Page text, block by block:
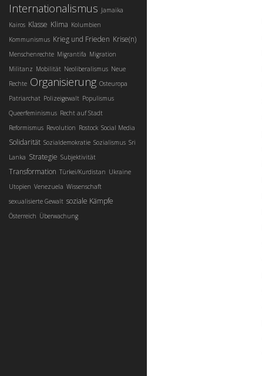
Internationalismus Jamaika
Kairos Klasse Klima Kolumbien
Kommunismus Krieg und Frieden Krise(n)
Menschenrechte Migrantifa Migration
Militanz Mobilität Neoliberalismus Neue
Rechte Organisierung Osteuropa
Patriarchat Polizeigewalt Populismus
Queerfeminismus Recht auf Stadt
Reformismus Revolution Rostock Social Media
Solidarität Sozialdemokratie Sozialismus Sri
Lanka Strategie Subjektivität
Transformation Türkei/Kurdistan Ukraine
Utopien Venezuela Wissenschaft
sexualisierte Gewalt soziale Kämpfe
Österreich Überwachung